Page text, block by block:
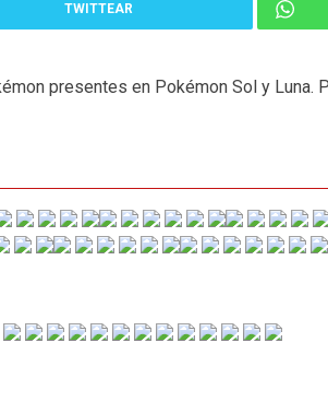
TWITTEAR
presentes en Pokémon Sol y Luna.